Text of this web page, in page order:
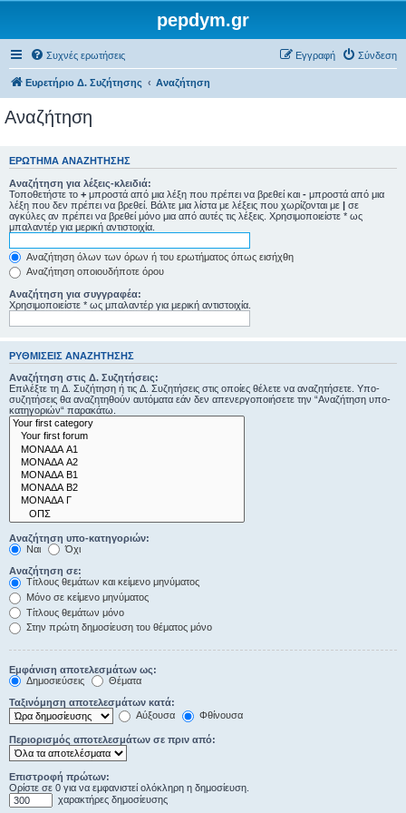
pepdym.gr
Συχνές ερωτήσεις Σύνδεση
Εγγραφή
Ευρετήριο Δ. Συζήτησης Αναζήτηση
Αναζήτηση
ΕΡΏΤΗΜΑ ΑΝΑΖΉΤΗΣΗΣ
Αναζήτηση για λέξεις-κλειδιά:
Τοποθετήστε το + μπροστά από μια λέξη που πρέπει να βρεθεί και - μπροστά από μια
λέξη που δεν πρέπει να βρεθεί. Βάλτε μια λίστα με λέξεις που χωρίζονται με | σε
αγκύλες αν πρέπει να βρεθεί μόνο μια από αυτές τις λέξεις. Χρησιμοποιείστε * ως
μπαλαντέρ για μερική αντιστοιχία.
Αναζήτηση όλων των όρων ή του ερωτήματος όπως εισήχθη
Αναζήτηση οποιουδήποτε όρου
Αναζήτηση για συγγραφέα:
Χρησιμοποιείστε * ως μπαλαντέρ για μερική αντιστοιχία.
ΡΥΘΜΊΣΕΙΣ ΑΝΑΖΉΤΗΣΗΣ
Αναζήτηση στις Δ. Συζητήσεις:
Επιλέξτε τη Δ. Συζήτηση ή τις Δ. Συζητήσεις στις οποίες θέλετε να αναζητήσετε. Υπο-
συζητήσεις θα αναζητηθούν αυτόματα εάν δεν απενεργοποιήσετε την “Αναζήτηση υπο-
κατηγοριών“ παρακάτω.
Αναζήτηση υπο-κατηγοριών:
Ναι
Όχι
Αναζήτηση σε:
Τίτλους θεμάτων και κείμενο μηνύματος
Μόνο σε κείμενο μηνύματος
Τίτλους θεμάτων μόνο
Στην πρώτη δημοσίευση του θέματος μόνο
Εμφάνιση αποτελεσμάτων ως:
Δημοσιεύσεις
Θέματα
Ταξινόμηση αποτελεσμάτων κατά:
Αύξουσα
Φθίνουσα
Περιορισμός αποτελεσμάτων σε πριν από:
Επιστροφή πρώτων:
Ορίστε σε 0 για να εμφανιστεί ολόκληρη η δημοσίευση.
χαρακτήρες δημοσίευσης